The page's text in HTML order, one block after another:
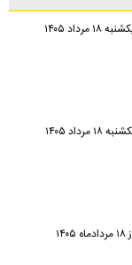
۱۴۰۵
۱۴۰۵